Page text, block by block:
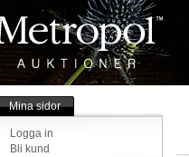
Mina sidor
Logga in
Bli kund